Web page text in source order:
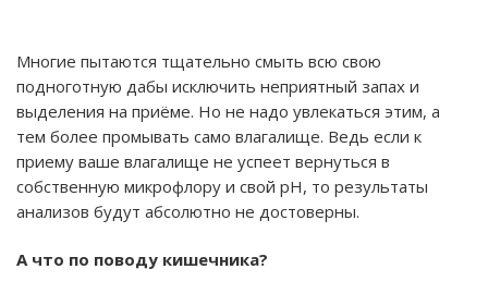
Многие пытаются тщательно смыть всю свою
подноготную дабы исключить неприятный запах и
выделения на приёме. Но не надо увлекаться этим, а
тем более промывать само влагалище. Ведь если к
приему ваше влагалище не успеет вернуться в
собственную микрофлору и свой pH, то результаты
анализов будут абсолютно не достоверны.
А что по поводу кишечника?